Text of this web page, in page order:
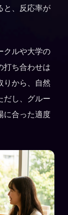
と、反応率が
クルや大学の
打ち合わせは
りから、自然
だし、グルー
に合った適度